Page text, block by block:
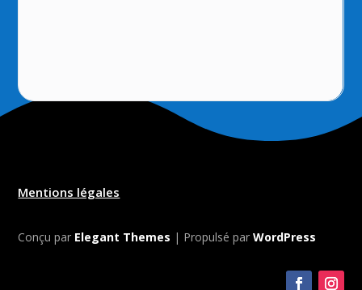
Mentions légales
Conçu par Elegant Themes | Propulsé parWordPress